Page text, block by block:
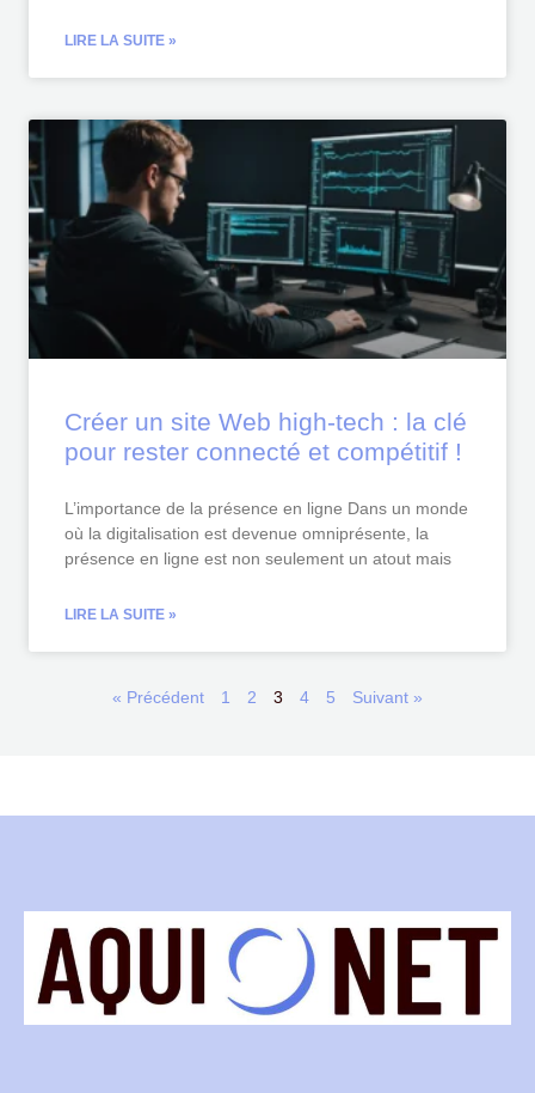
LIRE LA SUITE »
Créer un site Web high-tech : la clé
pour rester connecté et compétitif !
L’importance de la présence en ligne Dans un monde
où la digitalisation est devenue omniprésente, la
présence en ligne est non seulement un atout mais
LIRE LA SUITE »
« Précédent 1 2 3 4 5 Suivant »